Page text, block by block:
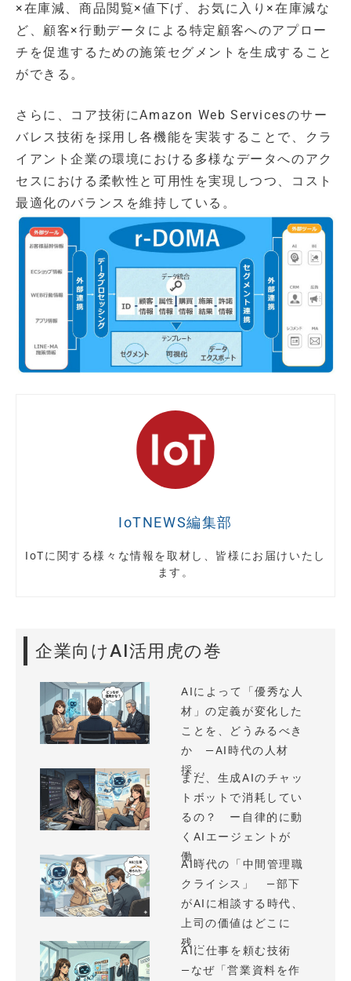
×在庫減、商品閲覧×値下げ、お気に入り×在庫減な
ど、顧客×行動データによる特定顧客へのアプロー
チを促進するための施策セグメントを生成すること
ができる。
さらに、コア技術にAmazon Web Servicesのサー
バレス技術を採用し各機能を実装することで、クラ
イアント企業の環境における多様なデータへのアク
セスにおける柔軟性と可用性を実現しつつ、コスト
最適化のバランスを維持している。
IoTNEWS編集部
IoTに関する様々な情報を取材し、皆様にお届けいたし
ます。
企業向けAI活用虎の巻
AIによって「優秀な人
材」の定義が変化した
ことを、どうみるべき
か —AI時代の人材
採...
まだ、生成AIのチャッ
トボットで消耗してい
るの？ ー自律的に動
くAIエージェントが
働...
AI時代の「中間管理職
クライシス」 —部下
がAIに相談する時代、
上司の価値はどこに
残...
AIに仕事を頼む技術
—なぜ「営業資料を作